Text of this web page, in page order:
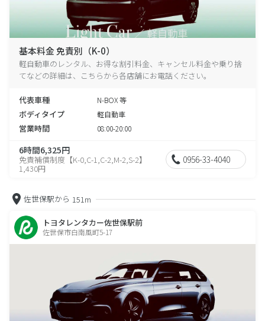
基本料金 免責別（K-0）
軽自動車のレンタル、お得な割引料金、キャンセル料金や乗り捨
てなどの詳細は、こちらから各店舗にお電話ください。
代表車種 N-BOX 等
ボディタイプ 軽自動車
営業時間 08:00-20:00
6時間6,325円
免責補償制度【K-0,C-1,C-2,M-2,S-2】
1,430円
0956-33-4040
佐世保駅から 151m
トヨタレンタカー佐世保駅前
佐世保市白南風町5-17